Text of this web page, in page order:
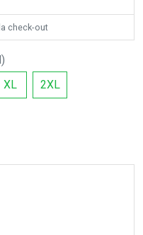
check-out
)
XL 2XL